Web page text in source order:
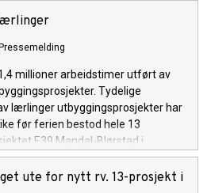
Pressemelding
millioner arbeidstimer utført av
Tydelige
lærlinger utbyggingsprosjekter har
før ferien bestod hele 13
E39 Mandal-Blørstad i
ute for nytt rv. 13-prosjekt i